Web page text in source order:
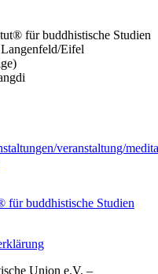
für buddhistische Studien
Eifel
veranstaltung/
für buddhistische Studien
Union e.V. –